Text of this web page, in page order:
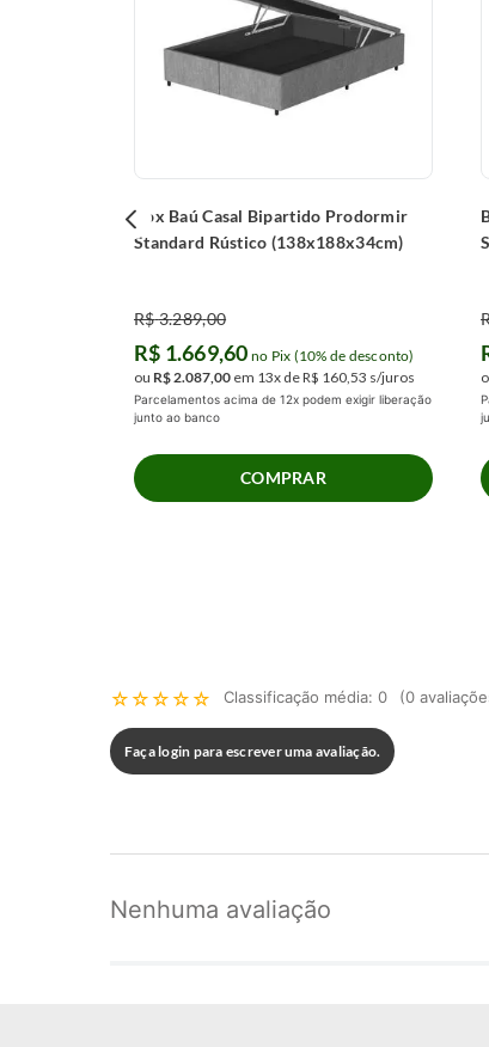
Box Baú Casal Bipartido Prodormir
Standard Rústico (138x188x34cm)
R$3.289,00
R$ 1.669,60 no Pix (10% de desconto)
ou R$2.087,00 em 13x deR$ 160,53 s/juros
Parcelamentos acima de 12x podem exigir liberação
junto ao banco
COMPRAR
☆ ☆ ☆ ☆ ☆ Classificação média: 0 (0
Faça login para escrever uma avaliação.
Nenhuma avaliação